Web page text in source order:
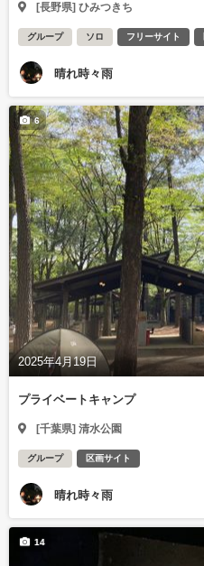
[長野県] ひみつきち
グループ ソロ フリーサイト
晴れ時々雨
2025年4月19日
6
プライベートキャンプ
[千葉県] 清水公園
グループ 区画サイト
晴れ時々雨
14